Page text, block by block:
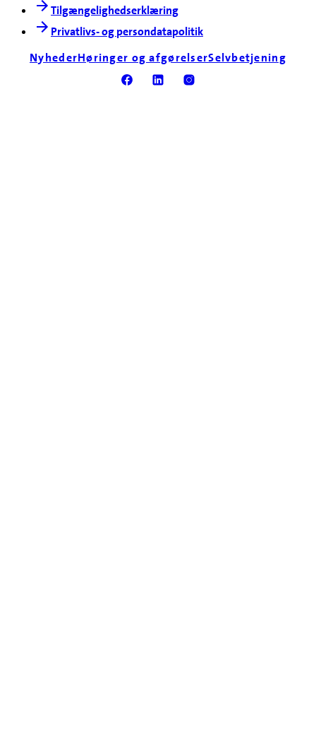
Tilgængelighedserklæring
Privatlivs- og persondatapolitik
NyhederHøringer og afgørelserSelvbetjening